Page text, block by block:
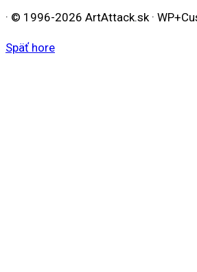
· © 1996-2026 ArtAttack.sk ·
Späť hore